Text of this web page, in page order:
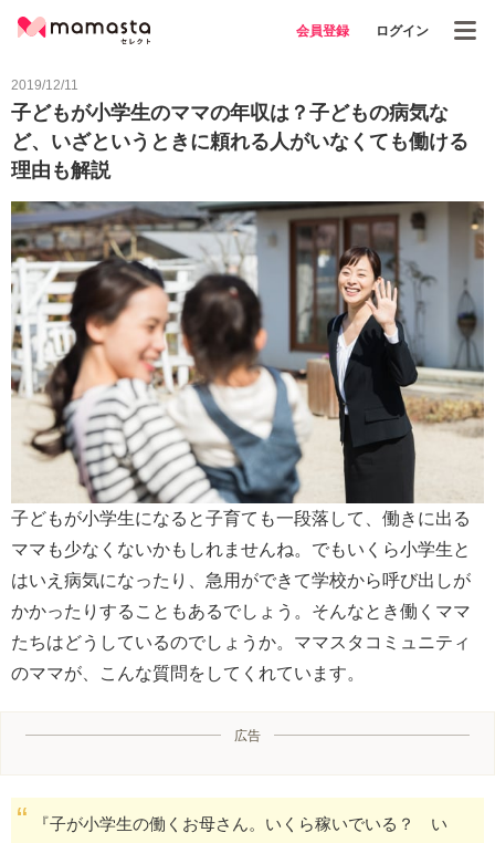
会員登録 ログイン
2019/12/11
子どもが小学生のママの年収は？子どもの病気な
ど、いざというときに頼れる人がいなくても働ける
理由も解説
子どもが小学生になると子育ても一段落して、働きに出る
ママも少なくないかもしれませんね。でもいくら小学生と
はいえ病気になったり、急用ができて学校から呼び出しが
かかったりすることもあるでしょう。そんなとき働くママ
たちはどうしているのでしょうか。ママスタコミュニティ
のママが、こんな質問をしてくれています。
広告
『子が小学生の働くお母さん。いくら稼いでいる？ い